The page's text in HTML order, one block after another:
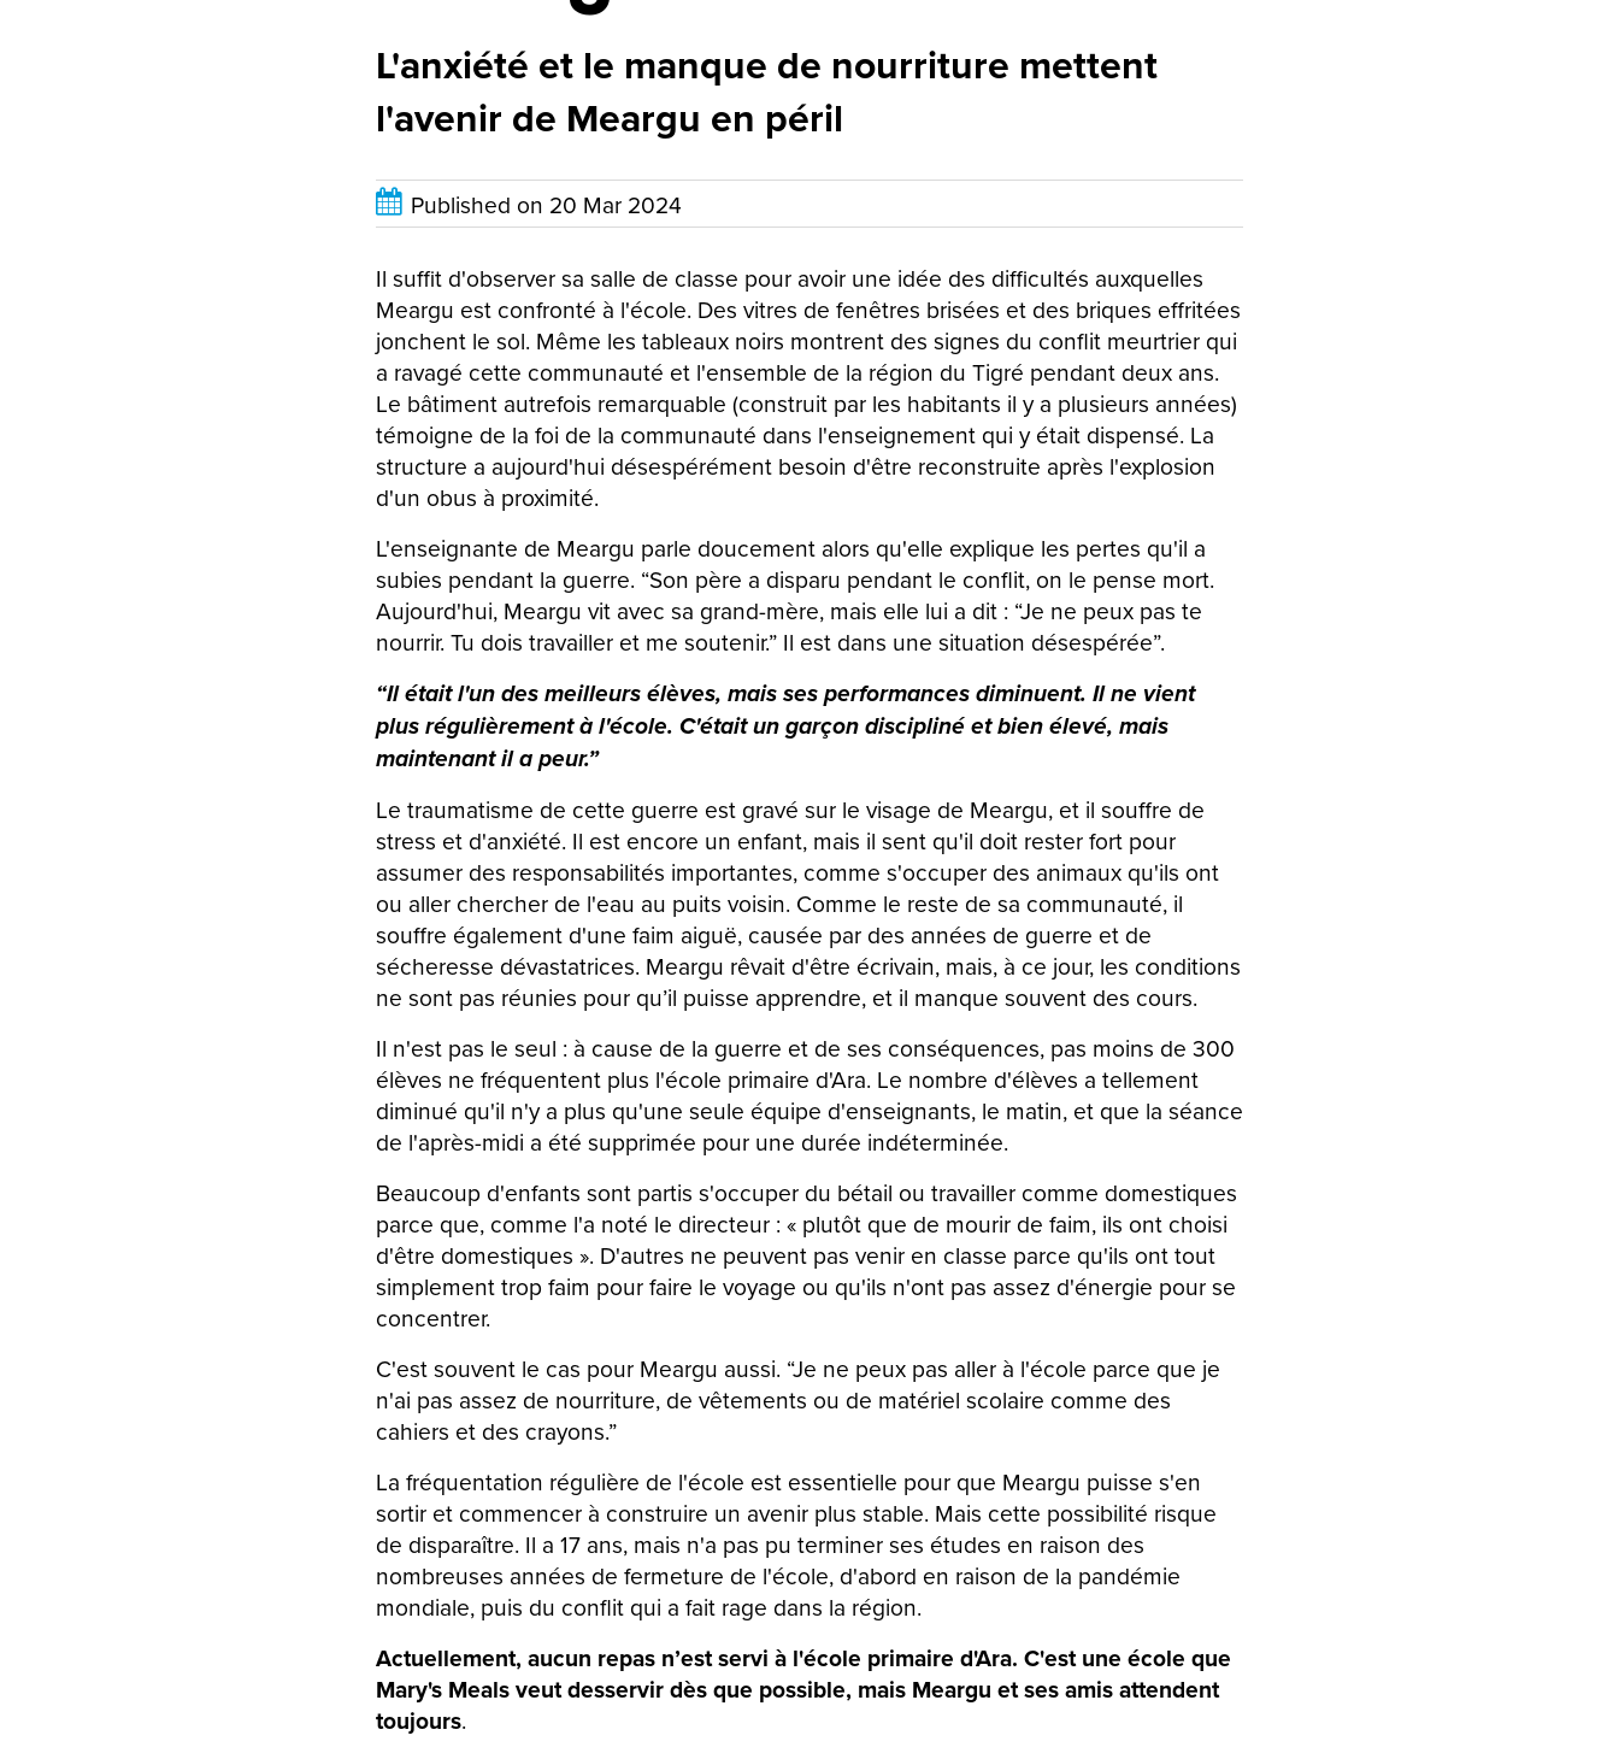
L'anxiété et le manque de nourriture mettent
l'avenir de Meargu en péril
Published on 20 Mar 2024
Il suffit d'observer sa salle de classe pour avoir une idée des difficultés auxquelles
Meargu est confronté à l'école. Des vitres de fenêtres brisées et des briques effritées
jonchent le sol. Même les tableaux noirs montrent des signes du conflit meurtrier qui
a ravagé cette communauté et l'ensemble de la région du Tigré pendant deux ans.
Le bâtiment autrefois remarquable (construit par les habitants il y a plusieurs années)
témoigne de la foi de la communauté dans l'enseignement qui y était dispensé. La
structure a aujourd'hui désespérément besoin d'être reconstruite après l'explosion
d'un obus à proximité.
L'enseignante de Meargu parle doucement alors qu'elle explique les pertes qu'il a
subies pendant la guerre. “Son père a disparu pendant le conflit, on le pense mort.
Aujourd'hui, Meargu vit avec sa grand-mère, mais elle lui a dit : “Je ne peux pas te
nourrir. Tu dois travailler et me soutenir.” Il est dans une situation désespérée”.
“Il était l'un des meilleurs élèves, mais ses performances diminuent. Il ne vient
plus régulièrement à l'école. C'était un garçon discipliné et bien élevé, mais
maintenant il a peur.”
Le traumatisme de cette guerre est gravé sur le visage de Meargu, et il souffre de
stress et d'anxiété. Il est encore un enfant, mais il sent qu'il doit rester fort pour
assumer des responsabilités importantes, comme s'occuper des animaux qu'ils ont
ou aller chercher de l'eau au puits voisin. Comme le reste de sa communauté, il
souffre également d'une faim aiguë, causée par des années de guerre et de
sécheresse dévastatrices. Meargu rêvait d'être écrivain, mais, à ce jour, les conditions
ne sont pas réunies pour qu’il puisse apprendre, et il manque souvent des cours.
Il n'est pas le seul : à cause de la guerre et de ses conséquences, pas moins de 300
élèves ne fréquentent plus l'école primaire d'Ara. Le nombre d'élèves a tellement
diminué qu'il n'y a plus qu'une seule équipe d'enseignants, le matin, et que la séance
de l'après-midi a été supprimée pour une durée indéterminée.
Beaucoup d'enfants sont partis s'occuper du bétail ou travailler comme domestiques
parce que, comme l'a noté le directeur : « plutôt que de mourir de faim, ils ont choisi
d'être domestiques ». D'autres ne peuvent pas venir en classe parce qu'ils ont tout
simplement trop faim pour faire le voyage ou qu'ils n'ont pas assez d'énergie pour se
concentrer.
C'est souvent le cas pour Meargu aussi. “Je ne peux pas aller à l'école parce que je
n'ai pas assez de nourriture, de vêtements ou de matériel scolaire comme des
cahiers et des crayons.”
La fréquentation régulière de l'école est essentielle pour que Meargu puisse s'en
sortir et commencer à construire un avenir plus stable. Mais cette possibilité risque
de disparaître. Il a 17 ans, mais n'a pas pu terminer ses études en raison des
nombreuses années de fermeture de l'école, d'abord en raison de la pandémie
mondiale, puis du conflit qui a fait rage dans la région.
Actuellement, aucun repas n’est servi à l'école primaire d'Ara. C'est une école que
Mary's Meals veut desservir dès que possible, mais Meargu et ses amis attendent
toujours.